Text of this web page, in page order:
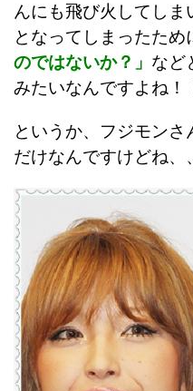
んにも飛び火してし
となってしまったため
のではないか？」 など
みたいなんですよね！
というか、フジモン
だけなんですけどね、